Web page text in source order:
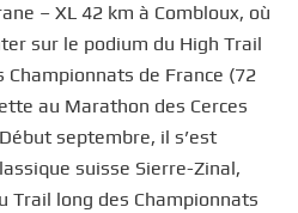
– XL 42 km à Combloux, où
sur le podium du High Trail
de France (72
au Marathon des Cerces
septembre, il s’est
suisse Sierre-Zinal,
Trail long des Championnats